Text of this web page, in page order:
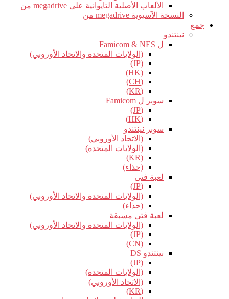
الألعاب الأصلية التايوانية على megadrive من
النسخة الآسيوية megadrive من
جمع
نينتندو
ل Famicom & NES
(الولايات المتحدة والاتحاد الأوروبي)
(JP)
(HK)
(CH)
(KR)
سوبر ل Famicom
(JP)
(HK)
سوبر نينتندو
(الاتحاد الأوروبي)
(الولايات المتحدة)
(KR)
(حذاء)
لعبة فتى
(JP)
(الولايات المتحدة والاتحاد الأوروبي)
(حذاء)
لعبة فتى مسبقة
(الولايات المتحدة والاتحاد الأوروبي)
(JP)
(CN)
نينتندو DS
(JP)
(الولايات المتحدة)
(الاتحاد الأوروبي)
(KR)